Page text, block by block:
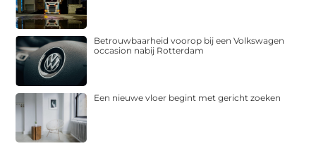
Betrouwbaarheid voorop bij een Volkswagen
occasion nabij Rotterdam
Een nieuwe vloer begint met gericht zoeken